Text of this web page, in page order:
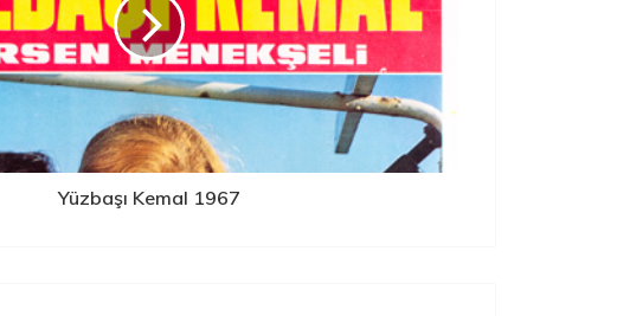
Yüzbaşı Kemal 1967